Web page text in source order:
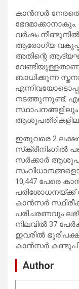
കാന്‍സര്‍
വര്‍ഷം
ആരോഗ്യ
അതിന്റെ
ബാധിക്കുന്ന
നടത്തുന്നുണ്ട്.
ഇതുവരെ 2
സ്‌ക്രീനിംഗില്‍
സര്‍ക്കാര്‍
10,447 പേരെ
കാന്‍സര്‍
പരിചരണവും
നിലവില്‍ 37
ഇവരില്‍
കാന്‍സര്‍
Author